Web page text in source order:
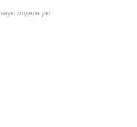
модерацию.